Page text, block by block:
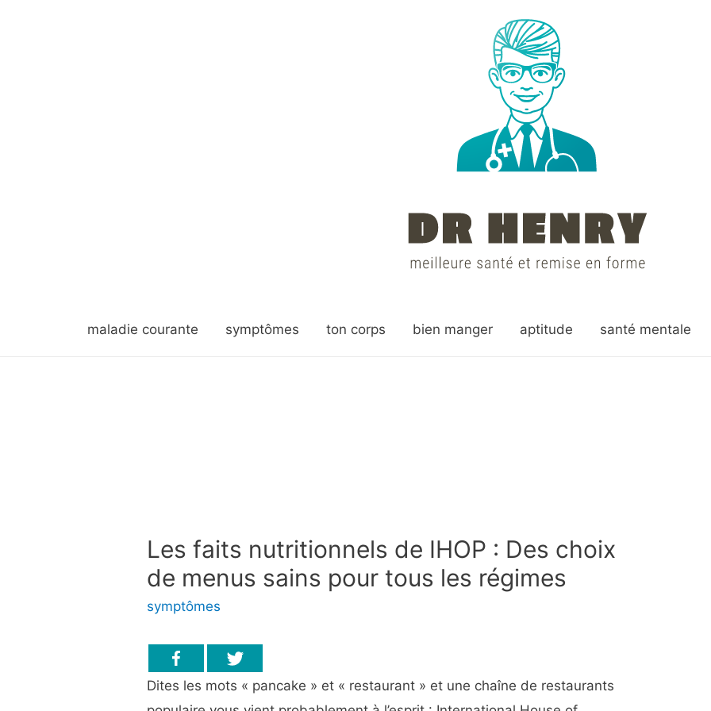
maladie courante symptômes ton corps bien manger aptitude santé mentale
Les faits nutritionnels de IHOP : Des choix
de menus sains pour tous les régimes
symptômes
Dites les mots « pancake » et « restaurant » et une chaîne de restaurants